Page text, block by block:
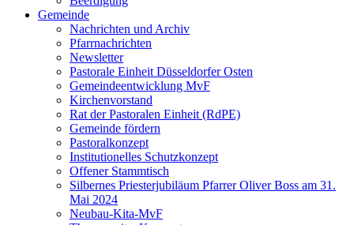
Gemeinde
Nachrichten und Archiv
Pfarrnachrichten
Newsletter
Pastorale Einheit Düsseldorfer Osten
Gemeindeentwicklung MvF
Kirchenvorstand
Rat der Pastoralen Einheit (RdPE)
Gemeinde fördern
Pastoralkonzept
Institutionelles Schutzkonzept
Offener Stammtisch
Silbernes Priesterjubiläum Pfarrer Oliver Boss am 31.
Mai 2024
Neubau-Kita-MvF